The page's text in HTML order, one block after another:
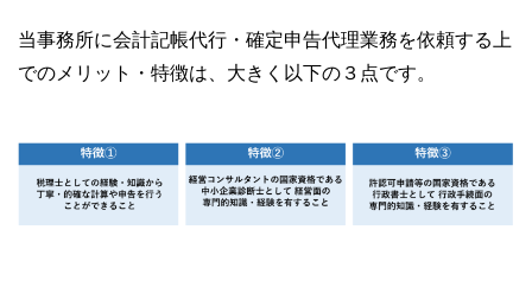
当事務所に会計記帳代行・確定申告代理業務を依頼する上
でのメリット・特徴は、大きく以下の３点です。